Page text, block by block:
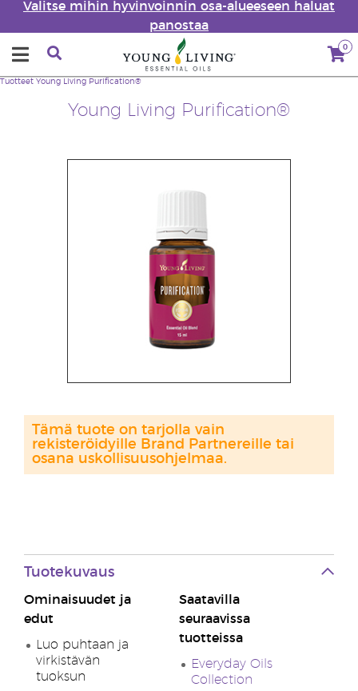
Valitse mihin hyvinvoinnin osa-alueeseen haluat
panostaa
0
Young Living Purification®
Tuotteet Young Living Purification®
Tämä tuote on tarjolla vain
rekisteröidyille Brand Partnereille tai
osana uskollisuusohjelmaa.
Tuotekuvaus
Ominaisuudet ja
edut
Luo puhtaan ja
virkistävän
tuoksun
Saatavilla
seuraavissa
tuotteissa
Everyday Oils
Collection